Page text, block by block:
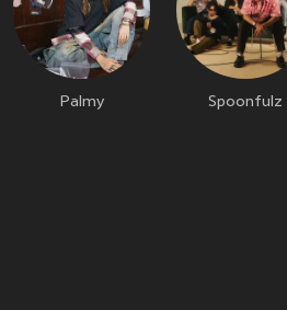
Palmy Spoonfulz